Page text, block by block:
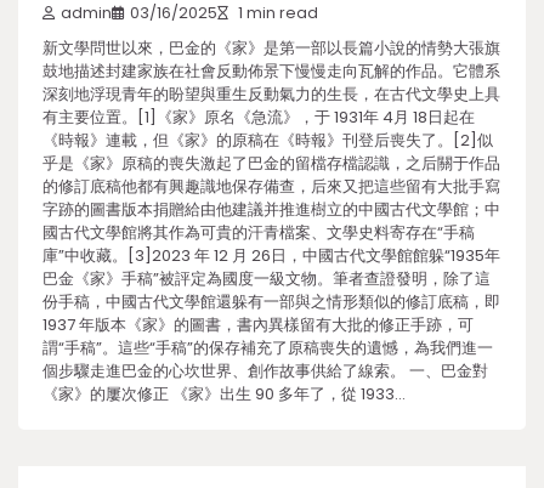
admin 03/16/2025 1 min read
新文學問世以來，巴金的《家》是第一部以長篇小說的情勢大張旗
鼓地描述封建家族在社會反動佈景下慢慢走向瓦解的作品。它體系
深刻地浮現青年的盼望與重生反動氣力的生長，在古代文學史上具
有主要位置。[1]《家》原名《急流》，于 1931年 4月 18日起在
《時報》連載，但《家》的原稿在《時報》刊登后喪失了。[2]似
乎是《家》原稿的喪失激起了巴金的留檔存檔認識，之后關于作品
的修訂底稿他都有興趣識地保存備查，后來又把這些留有大批手寫
字跡的圖書版本捐贈給由他建議并推進樹立的中國古代文學館；中
國古代文學館將其作為可貴的汗青檔案、文學史料寄存在“手稿
庫”中收藏。[3]2023 年 12 月 26日，中國古代文學館館躲“1935年
巴金《家》手稿”被評定為國度一級文物。筆者查證發明，除了這
份手稿，中國古代文學館還躲有一部與之情形類似的修訂底稿，即
1937 年版本《家》的圖書，書內異樣留有大批的修正手跡，可
謂“手稿”。這些“手稿”的保存補充了原稿喪失的遺憾，為我們進一
個步驟走進巴金的心坎世界、創作故事供給了線索。 一、巴金對
《家》的屢次修正 《家》出生 90 多年了，從 1933…